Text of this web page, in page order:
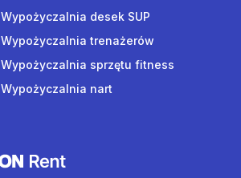
Wypożyczalnia desek SUP
Wypożyczalnia trenażerów
Wypożyczalnia sprzętu fitness
Wypożyczalnia nart